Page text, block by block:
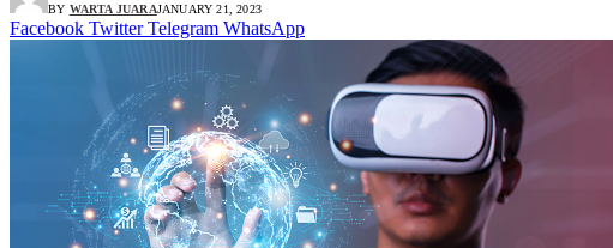
BY WARTA JUARAJANUARY 21, 2023
Facebook Twitter Telegram WhatsApp